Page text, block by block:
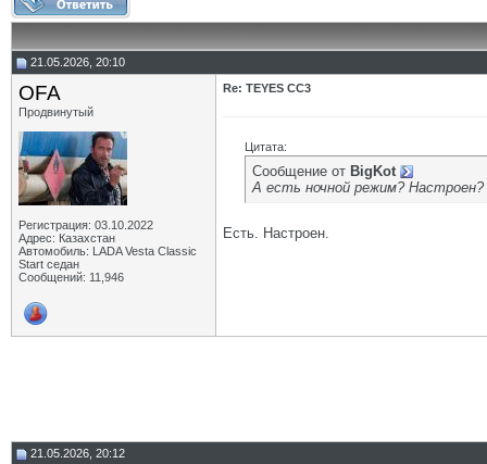
21.05.2026, 20:10
OFA
Продвинутый
Регистрация: 03.10.2022
Адрес: Казахстан
Автомобиль: LADA Vesta Classic
Start седан
Сообщений: 11,946
Re: TEYES CC3
Цитата:
Сообщение от BigKot
А есть ночной режим? Настроен?
Есть. Настроен.
21.05.2026, 20:12